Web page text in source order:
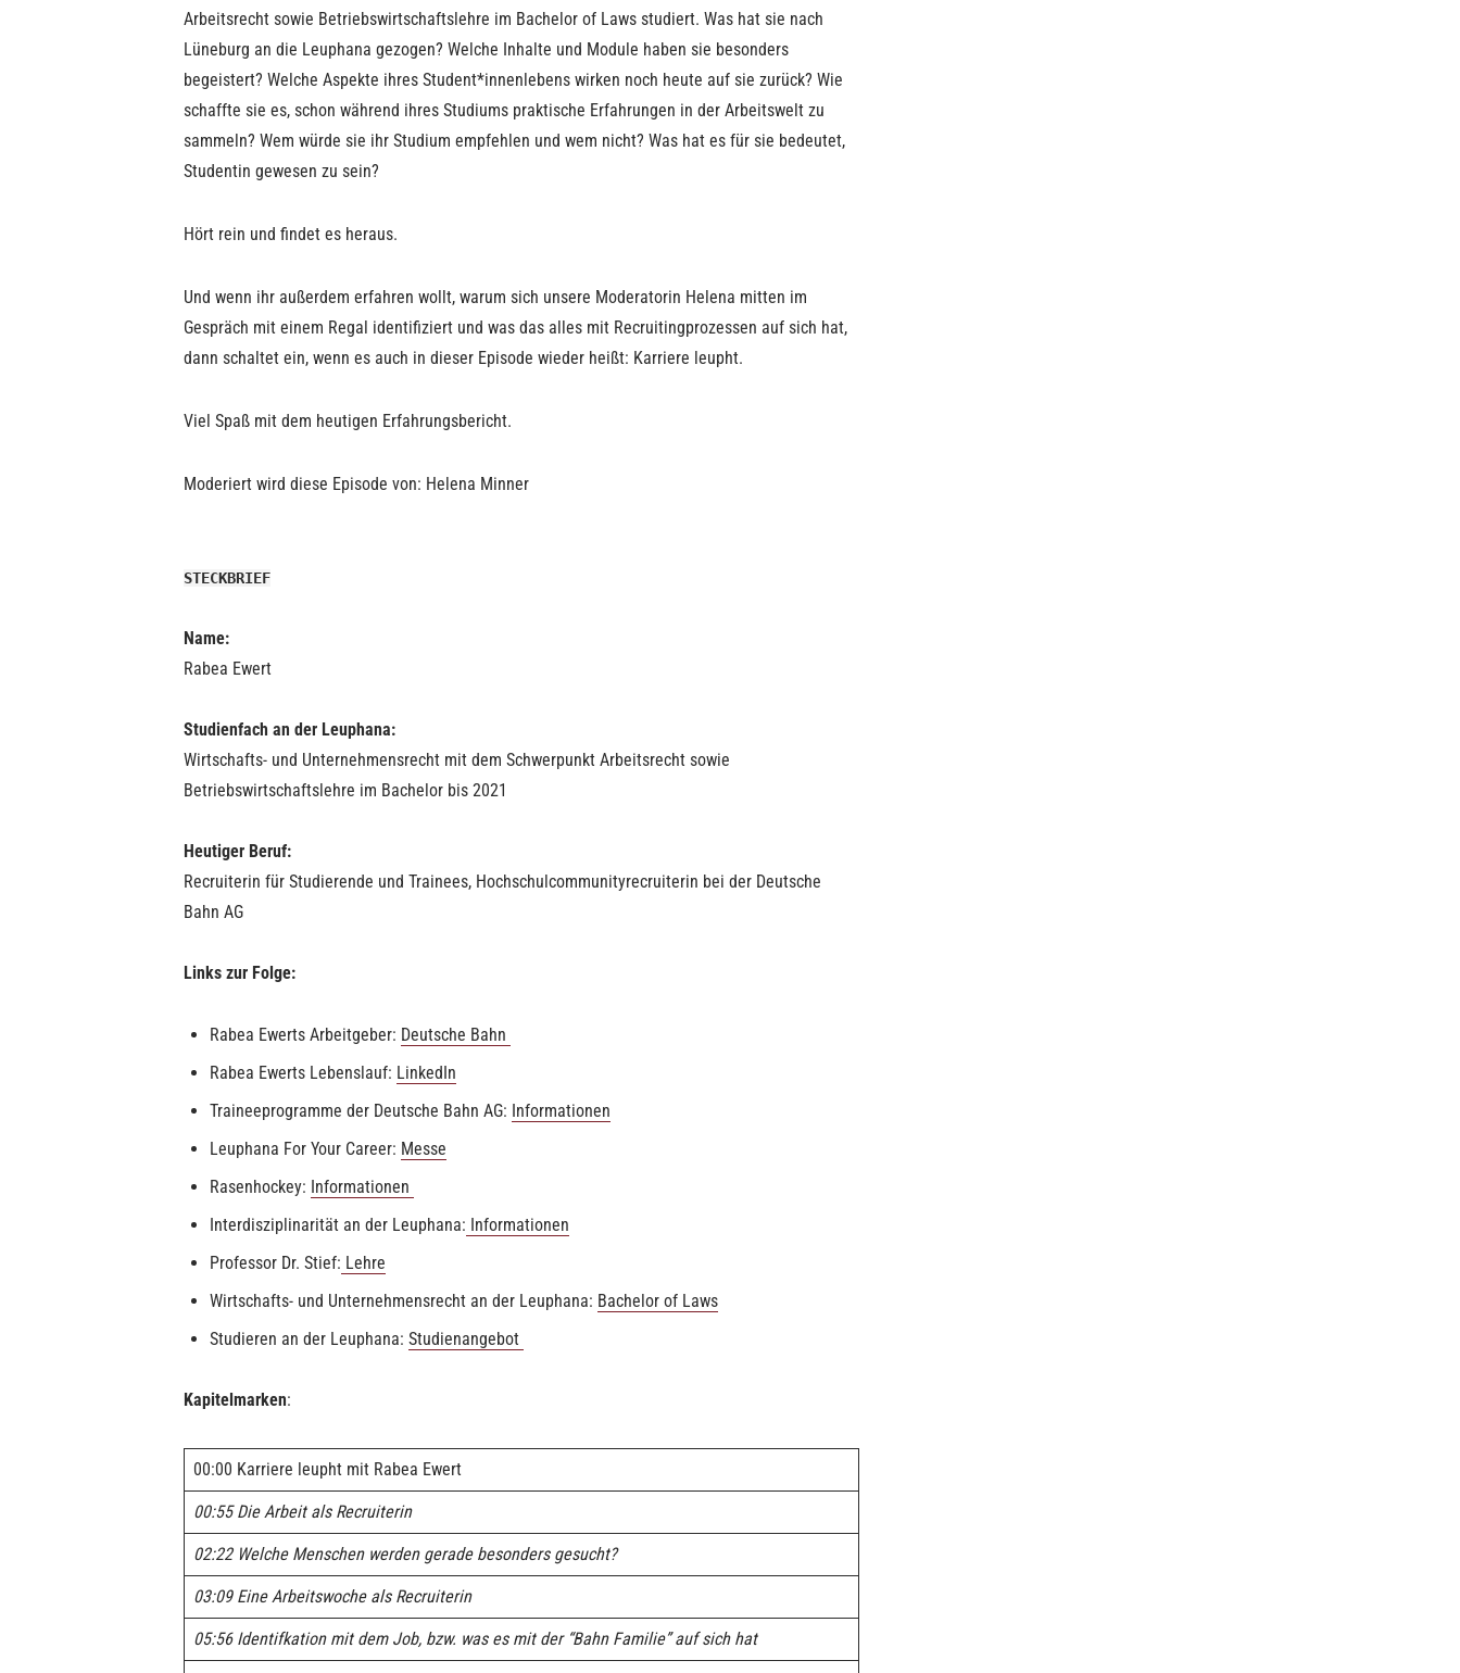
Arbeitsrecht sowie Betriebswirtschaftslehre im Bachelor of Laws studiert. Was hat sie nach
Lüneburg an die Leuphana gezogen? Welche Inhalte und Module haben sie besonders
begeistert? Welche Aspekte ihres Student*innenlebens wirken noch heute auf sie zurück? Wie
schaffte sie es, schon während ihres Studiums praktische Erfahrungen in der Arbeitswelt zu
sammeln? Wem würde sie ihr Studium empfehlen und wem nicht? Was hat es für sie bedeutet,
Studentin gewesen zu sein?
Hört rein und findet es heraus.
Und wenn ihr außerdem erfahren wollt, warum sich unsere Moderatorin Helena mitten im
Gespräch mit einem Regal identifiziert und was das alles mit Recruitingprozessen auf sich hat,
dann schaltet ein, wenn es auch in dieser Episode wieder heißt: Karriere leupht.
Viel Spaß mit dem heutigen Erfahrungsbericht.
Moderiert wird diese Episode von: Helena Minner
STECKBRIEF
Name:
Rabea Ewert
Studienfach an der Leuphana:
Wirtschafts- und Unternehmensrecht mit dem Schwerpunkt Arbeitsrecht sowie
Betriebswirtschaftslehre im Bachelor bis 2021
Heutiger Beruf:
Recruiterin für Studierende und Trainees, Hochschulcommunityrecruiterin bei der Deutsche
Bahn AG
Links zur Folge:
Rabea Ewerts Arbeitgeber: Deutsche Bahn
Rabea Ewerts Lebenslauf: LinkedIn
Traineeprogramme der Deutsche Bahn AG: Informationen
Leuphana For Your Career: Messe
Rasenhockey: Informationen
Interdisziplinarität an der Leuphana: Informationen
Professor Dr. Stief: Lehre
Wirtschafts- und Unternehmensrecht an der Leuphana: Bachelor of Laws
Studieren an der Leuphana: Studienangebot
Kapitelmarken:
00:00 Karriere leupht mit Rabea Ewert
00:55 Die Arbeit als Recruiterin
02:22 Welche Menschen werden gerade besonders gesucht?
03:09 Eine Arbeitswoche als Recruiterin
05:56 Identifkation mit dem Job, bzw. was es mit der “Bahn Familie” auf sich hat